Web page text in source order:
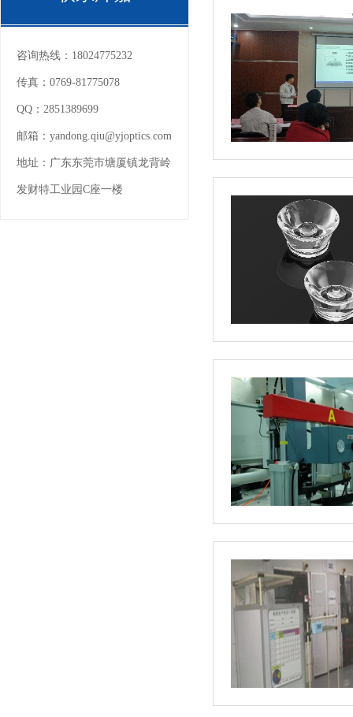
咨询热线： 18024775232
传真： 0769-81775078
QQ： 2851389699
邮箱： yandong.qiu@yjoptics.com
地址： 广东东莞市塘厦镇龙背岭
发财特工业园C座一楼